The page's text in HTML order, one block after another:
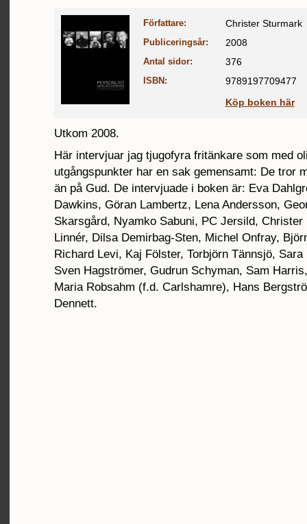
Författare: Christer Sturmark
Publiceringsår: 2008
Antal sidor: 376
ISBN:
9789197709477
Köp boken här
Utkom 2008.
Här intervjuar jag tjugofyra fritänkare som med
utgångspunkter har en sak gemensamt: De tror
än på Gud. De intervjuade i boken är: Eva
Dawkins, Göran Lambertz, Lena Andersson,
Skarsgård, Nyamko Sabuni, PC Jersild, Christer
Linnér, Dilsa Demirbag-Sten, Michel Onfray,
Richard Levi, Kaj Fölster, Torbjörn Tännsjö, Sara
Sven Hagströmer, Gudrun Schyman, Sam
Maria Robsahm (f.d. Carlshamre), Hans
Dennett.